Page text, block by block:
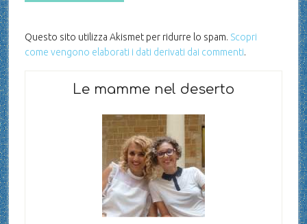
Questo sito utilizza Akismet per ridurre lo spam. Scopri
come vengono elaborati i dati derivati dai commenti.
Le mamme nel deserto